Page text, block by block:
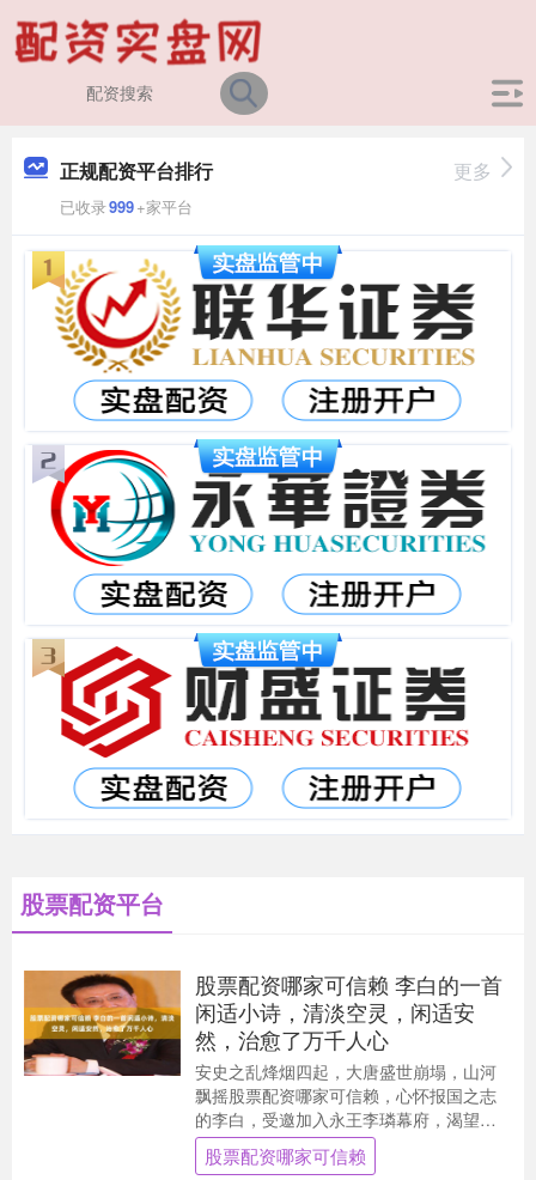
正规配资平台排行
已收录999+家平台
更多
股票配资平台
股票配资哪家可信赖 李白的一首
闲适小诗，清淡空灵，闲适安
然，治愈了万千人心
安史之乱烽烟四起，大唐盛世崩塌，山河
飘摇股票配资哪家可信赖，心怀报国之志
的李白，受邀加入永王李璘幕府，渴望乱
世立功、报效家国。 可皇权争斗向来冷酷
无情，他无心权....
股票配资哪家可信赖